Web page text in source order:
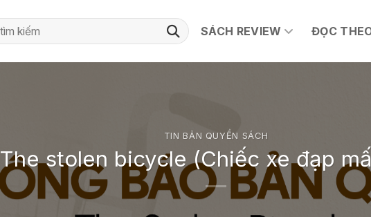
SÁCH REVIEW ĐỌC
TIN BẢN QUYỀN SÁCH
The stolen bicycle (Chiếc xe đạp